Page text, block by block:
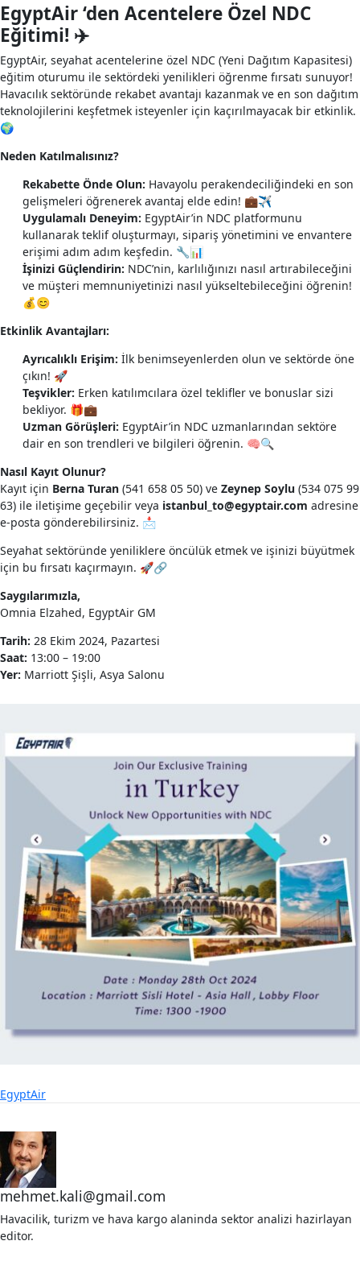
EgyptAir ‘den Acentelere Özel NDC
Eğitimi! ✈️
EgyptAir, seyahat acentelerine özel NDC (Yeni Dağıtım Kapasitesi)
eğitim oturumu ile sektördeki yenilikleri öğrenme fırsatı sunuyor!
Havacılık sektöründe rekabet avantajı kazanmak ve en son dağıtım
teknolojilerini keşfetmek isteyenler için kaçırılmayacak bir etkinlik.
🌍
Neden Katılmalısınız?
Rekabette Önde Olun: Havayolu perakendeciliğindeki en son
gelişmeleri öğrenerek avantaj elde edin! 💼✈️
Uygulamalı Deneyim: EgyptAir’in NDC platformunu
kullanarak teklif oluşturmayı, sipariş yönetimini ve envantere
erişimi adım adım keşfedin. 🔧📊
İşinizi Güçlendirin: NDC’nin, karlılığınızı nasıl artırabileceğini
ve müşteri memnuniyetinizi nasıl yükseltebileceğini öğrenin!
💰😊
Etkinlik Avantajları:
Ayrıcalıklı Erişim: İlk benimseyenlerden olun ve sektörde öne
çıkın! 🚀
Teşvikler: Erken katılımcılara özel teklifler ve bonuslar sizi
bekliyor. 🎁💼
Uzman Görüşleri: EgyptAir’in NDC uzmanlarından sektöre
dair en son trendleri ve bilgileri öğrenin. 🧠🔍
Nasıl Kayıt Olunur?
Kayıt için Berna Turan (541 658 05 50) ve Zeynep Soylu (534 075 99
63) ile iletişime geçebilir veya istanbul_to@egyptair.com adresine
e-posta gönderebilirsiniz. 📩
Seyahat sektöründe yeniliklere öncülük etmek ve işinizi büyütmek
için bu fırsatı kaçırmayın. 🚀🔗
Saygılarımızla,
Omnia Elzahed, EgyptAir GM
Tarih: 28 Ekim 2024, Pazartesi
Saat: 13:00 – 19:00
Yer: Marriott Şişli, Asya Salonu
EgyptAir
mehmet.kali@gmail.com
Havacilik, turizm ve hava kargo alaninda sektor analizi hazirlayan
editor.